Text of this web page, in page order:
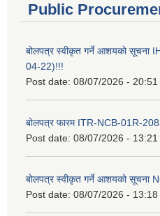
Public
बोलपत्र स्वीकृत गर्ने आशयको
04-22)!!!
Post date: 08/07/2026 - 20:51
बोलपत्र फारम ITR-NCB-01R-
Post date: 08/07/2026 - 13:21
बोलपत्र स्वीकृत गर्ने आशयको सूचना
Post date: 08/07/2026 - 13:18